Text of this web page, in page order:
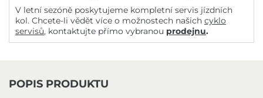
V letní sezóně poskytujeme kompletní servis jízdních
kol. Chcete-li vědět více o možnostech našich cyklo
servisů, kontaktujte přímo vybranou prodejnu.
POPIS PRODUKTU